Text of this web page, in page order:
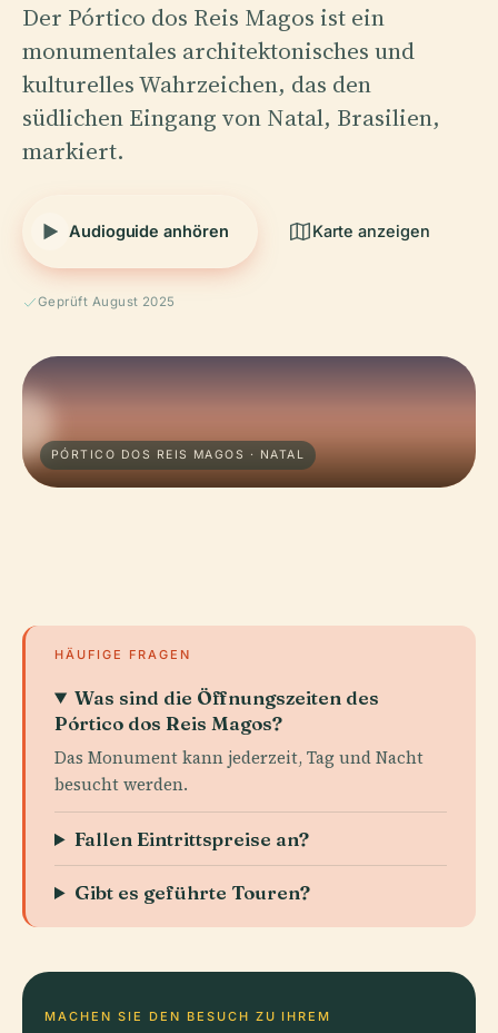
Der Pórtico dos Reis Magos ist ein
monumentales architektonisches und
kulturelles Wahrzeichen, das den
südlichen Eingang von Natal, Brasilien,
markiert.
Audioguide anhören Karte anzeigen
Geprüft August 2025
PÓRTICO DOS REIS MAGOS · NATAL
HÄUFIGE FRAGEN
Was sind die Öffnungszeiten des
Pórtico dos Reis Magos?
Das Monument kann jederzeit, Tag und Nacht
besucht werden.
Fallen Eintrittspreise an?
Gibt es geführte Touren?
MACHEN SIE DEN BESUCH ZU IHREM